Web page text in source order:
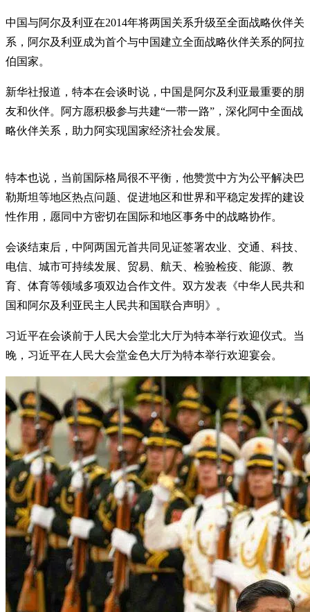
中国与阿尔及利亚在2014年将两国关系升级至全面战略伙伴关
系，阿尔及利亚成为首个与中国建立全面战略伙伴关系的阿拉
伯国家。
新华社报道，特本在会谈时说，中国是阿尔及利亚最重要的朋
友和伙伴。阿方愿积极参与共建“一带一路”，深化阿中全面战
略伙伴关系，助力阿实现国家经济社会发展。
特本也说，当前国际格局很不平衡，他赞赏中方为公平解决巴
勒斯坦等地区热点问题、促进地区和世界和平稳定发挥的建设
性作用，愿同中方密切在国际和地区事务中的战略协作。
会谈结束后，中阿两国元首共同见证签署农业、交通、科技、
电信、城市可持续发展、贸易、航天、检验检疫、能源、教
育、体育等领域多项双边合作文件。双方发表《中华人民共和
国和阿尔及利亚民主人民共和国联合声明》。
习近平在会谈前于人民大会堂北大厅为特本举行欢迎仪式。当
晚，习近平在人民大会堂金色大厅为特本举行欢迎宴会。